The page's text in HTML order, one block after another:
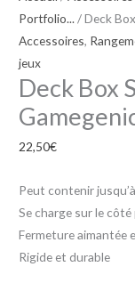
Portfolio... / Deck
Accessoires,
jeux
Deck Box
22,50€
Peut contenir
Se charge sur le
Fermeture aimantée
Rigide et durable